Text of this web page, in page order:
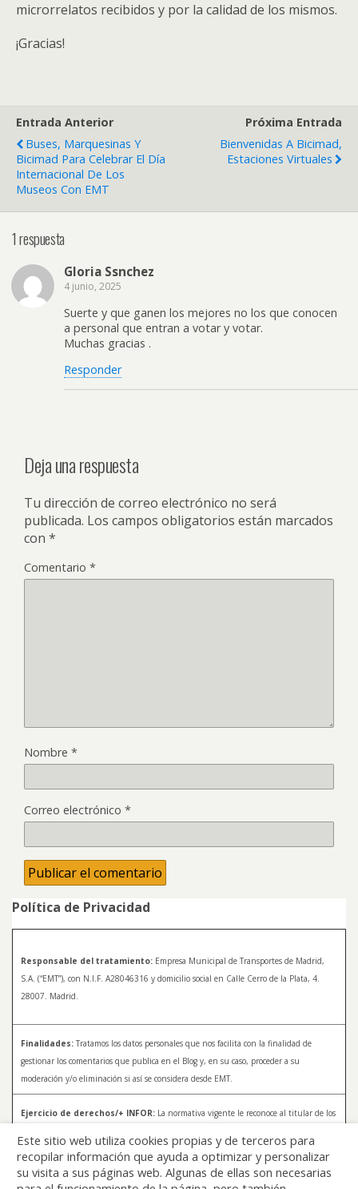
microrrelatos recibidos y por la calidad de los mismos.
¡Gracias!
Entrada Anterior
Buses, Marquesinas Y
Bicimad Para Celebrar El Día
Internacional De Los
Museos Con EMT
Próxima Entrada
Bienvenidas A Bicimad,
Estaciones Virtuales
1 respuesta
Gloria Ssnchez
4 junio, 2025
Suerte y que ganen los mejores no los que conocen
a personal que entran a votar y votar.
Muchas gracias .
Responder
Deja una respuesta
Tu dirección de correo electrónico no será
publicada. Los campos obligatorios están marcados
con *
Comentario *
Nombre *
Correo electrónico *
Política de Privacidad
Responsable del tratamiento: Empresa Municipal de Transportes de Madrid,
S.A. (“EMT”), con N.I.F. A28046316 y domicilio social en Calle Cerro de la Plata, 4.
28007. Madrid.
Finalidades: Tratamos los datos personales que nos facilita con la finalidad de
gestionar los comentarios que publica en el Blog y, en su caso, proceder a su
moderación y/o eliminación si así se considera desde EMT.
Ejercicio de derechos/+ INFOR: La normativa vigente le reconoce al titular de los
rectificar y a solicitar la supresión de sus datos. Para más información sobre el
tratamiento de sus datos y la forma en que puede ejercer sus derechos, consulte la
Política de Privacidad de Blog EMT, disponible en:
blog.emtmadrid.es/politica-de-
Este sitio web utiliza cookies propias y de terceros para
recopilar información que ayuda a optimizar y personalizar
su visita a sus páginas web. Algunas de ellas son necesarias